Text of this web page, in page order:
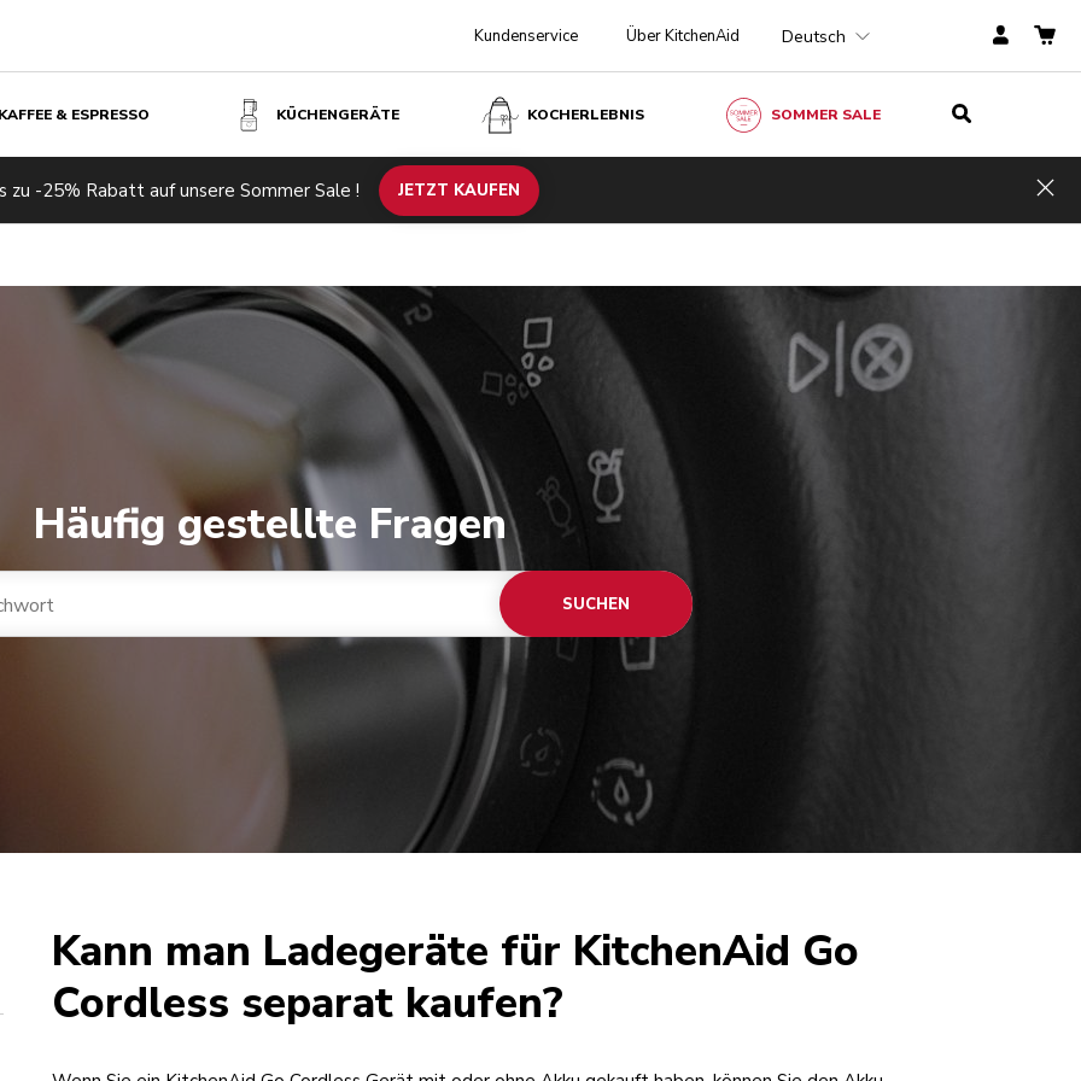
Kundenservice Über KitchenAid Deutsch
KAFFEE & ESPRESSO KÜCHENGERÄTE KOCHERLEBNIS SOMMER SALE
zu -25% Rabatt auf unsere Sommer Sale ! JETZT KAUFEN
Häufig gestellte Fragen
SUCHEN
Kann man Ladegeräte für KitchenAid Go
Cordless separat kaufen?